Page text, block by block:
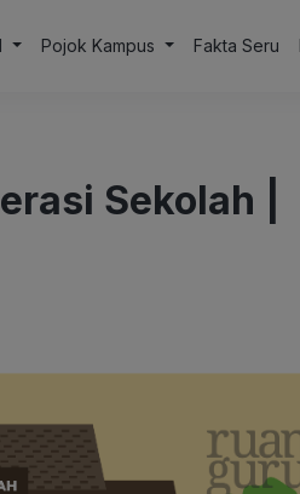
Pojok Kampus Fakta Seru
Sekolah |